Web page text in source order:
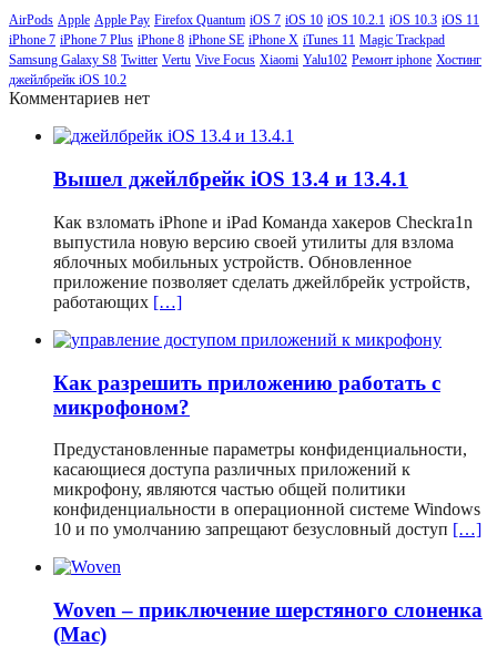
AirPods Apple Apple Pay Firefox Quantum iOS 7 iOS 10 iOS 10.2.1 iOS 10.3 iOS 11
iPhone 7 iPhone 7 Plus iPhone 8 iPhone SE iPhone X iTunes 11 Magic Trackpad
Samsung Galaxy S8 Twitter Vertu Vive Focus Xiaomi Yalu102 Ремонт iphone Хостинг
джейлбрейк iOS 10.2
Комментариев нет
Вышел джейлбрейк iOS 13.4 и 13.4.1
Как взломать iPhone и iPad Команда хакеров Checkra1n
выпустила новую версию своей утилиты для взлома
яблочных мобильных устройств. Обновленное
приложение позволяет сделать джейлбрейк устройств,
работающих […]
Как разрешить приложению работать с
микрофоном?
Предустановленные параметры конфиденциальности,
касающиеся доступа различных приложений к
микрофону, являются частью общей политики
конфиденциальности в операционной системе Windows
10 и по умолчанию запрещают безусловный доступ […]
Woven – приключение шерстяного слоненка
(Mac)